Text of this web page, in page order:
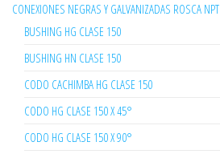
CONEXIONES NEGRAS Y GALVANIZADAS ROSCA NPT
BUSHING HG CLASE 150
BUSHING HN CLASE 150
CODO CACHIMBA HG CLASE 150
CODO HG CLASE 150 X 45°
CODO HG CLASE 150 X 90°